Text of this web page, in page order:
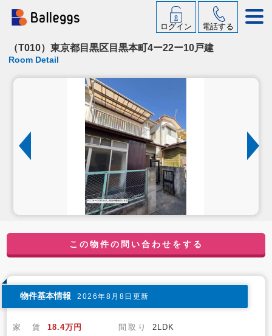
ログイン 電話する
（T010）東京都目黒区目黒本町4ー22ー10戸建
Room Detail
この物件の問い合わせをする
物件基本情報 2026年8月8日更新
家 賃 18.4万円 間取り
2LDK